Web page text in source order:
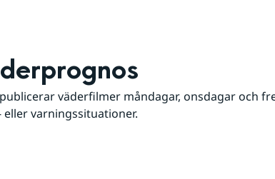
väderfilmer måndagar, onsdagar och
eller varningssituationer.